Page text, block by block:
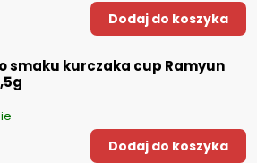
Dodaj do koszyka
smaku kurczaka cup Ramyun
Dodaj do koszyka